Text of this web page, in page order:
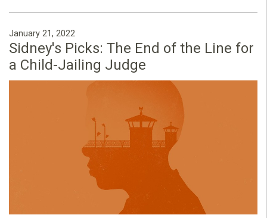
January 21, 2022
Sidney's Picks: The End of the Line for
a Child-Jailing Judge